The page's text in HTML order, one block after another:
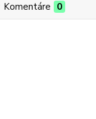
Komentáre 0